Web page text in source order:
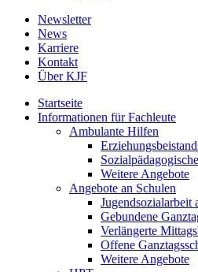
Newsletter
News
Karriere
Kontakt
Über KJF
Startseite
Informationen für Fachleute
Ambulante Hilfen
Weitere Angebote
Angebote an Schulen
Jugendsozialarbeit
Gebundene
Verlängerte
Offene
Weitere Angebote